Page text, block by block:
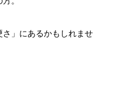
」にあるかもしれませ